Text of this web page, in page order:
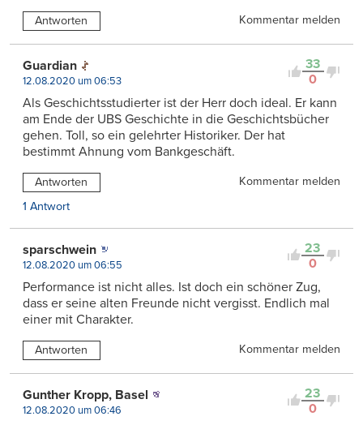
Antworten Kommentar melden
33
0
Guardian
12.08.2020 um 06:53
Als Geschichtsstudierter ist der Herr doch ideal. Er kann
am Ende der UBS Geschichte in die Geschichtsbücher
gehen. Toll, so ein gelehrter Historiker. Der hat
bestimmt Ahnung vom Bankgeschäft.
Antworten
Kommentar melden
1 Antwort
23
0
sparschwein
12.08.2020 um 06:55
Performance ist nicht alles. Ist doch ein schöner Zug,
dass er seine alten Freunde nicht vergisst. Endlich mal
einer mit Charakter.
Antworten Kommentar melden
23
0
Gunther Kropp, Basel
12.08.2020 um 06:46